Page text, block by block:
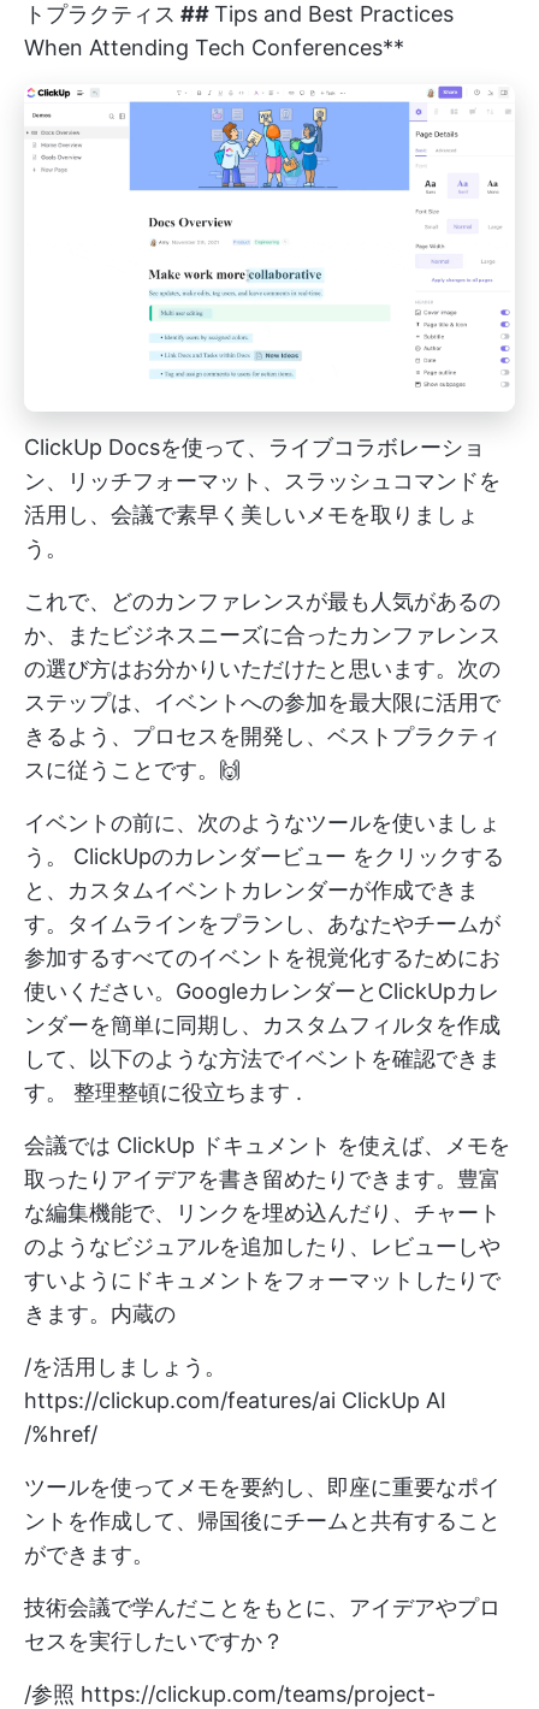
トプラクティス ##Tips and Best Practices
When Attending Tech Conferences**
ClickUp Docsを使って、ライブコラボレーショ
ン、リッチフォーマット、スラッシュコマンドを
活用し、会議で素早く美しいメモを取りましょ
う。
これで、どのカンファレンスが最も人気があるの
か、またビジネスニーズに合ったカンファレンス
の選び方はお分かりいただけたと思います。次の
ステップは、イベントへの参加を最大限に活用で
きるよう、プロセスを開発し、ベストプラクティ
スに従うことです。🙌
イベントの前に、次のようなツールを使いましょ
う。 ClickUpのカレンダービュー をクリックする
と、カスタムイベントカレンダーが作成できま
す。タイムラインをプランし、あなたやチームが
参加するすべてのイベントを視覚化するためにお
使いください。GoogleカレンダーとClickUpカレ
ンダーを簡単に同期し、カスタムフィルタを作成
して、以下のような方法でイベントを確認できま
す。 整理整頓に役立ちます .
会議では ClickUp ドキュメント を使えば、メモを
取ったりアイデアを書き留めたりできます。豊富
な編集機能で、リンクを埋め込んだり、チャート
のようなビジュアルを追加したり、レビューしや
すいようにドキュメントをフォーマットしたりで
きます。内蔵の
/を活用しましょう。
https://clickup.com/features/ai ClickUp AI
/%href/
ツールを使ってメモを要約し、即座に重要なポイ
ントを作成して、帰国後にチームと共有すること
ができます。
技術会議で学んだことをもとに、アイデアやプロ
セスを実行したいですか？
/参照 https://clickup.com/teams/project-